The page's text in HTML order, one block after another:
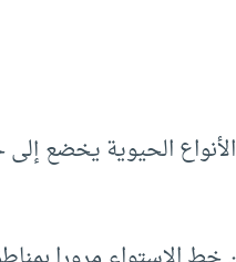
الحيوية يخضع إلى